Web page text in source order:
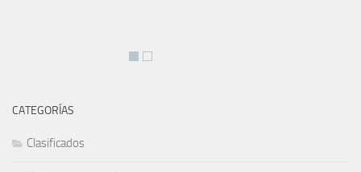
CATEGORÍAS
Clasificados